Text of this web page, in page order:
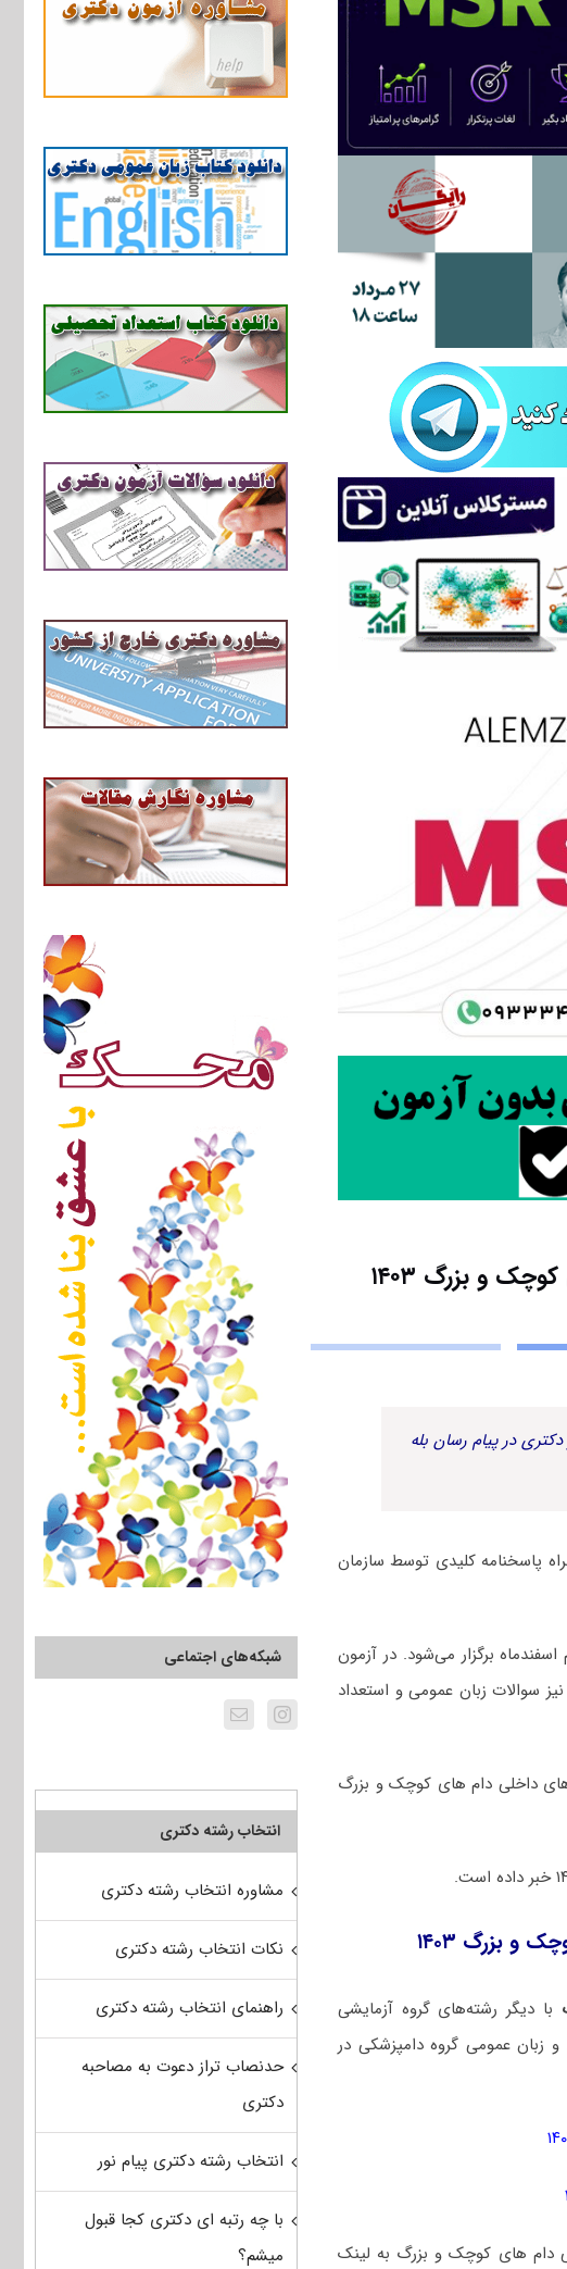
و بزرگ ۱۴۰۳
در پیام رسان بله
بیماری های داخلی دام های کوچک و بزرگ سال ۱۴۰۳ به همراه پاسخنامه کلیدی توسط سازمان
و دانشگاه آزاد سال ۱۴۰۳ چهارم اسفندماه برگزار می‌شود. در آزمون
سوالات زبان عمومی و استعداد
داخلی دام های کوچک و بزرگ
بزرگ ۱۴۰۳
با دیگر رشته‌های گروه آزمایشی
زبان عمومی گروه دامپزشکی در
کنکور دکتری ۱۴۰۳ بیماری های داخلی دام های کوچک و بزرگ به لینک
شبکه‌های اجتماعی
انتخاب رشته دکتری
مشاوره انتخاب رشته دکتری
نکات انتخاب رشته دکتری
راهنمای انتخاب رشته دکتری
حدنصاب تراز دعوت به مصاحبه
دکتری
انتخاب رشته دکتری پیام نور
با چه رتبه ای دکتری کجا قبول
میشم؟